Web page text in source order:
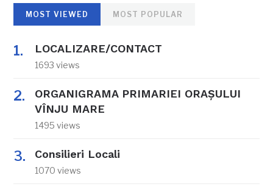
MOST VIEWED MOST POPULAR
LOCALIZARE/CONTACT
1693 views
ORGANIGRAMA PRIMARIEI ORAŞULUI
VÎNJU MARE
1495 views
Consilieri Locali
1070 views